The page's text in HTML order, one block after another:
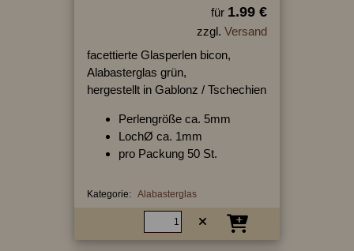
für 1.99 €
zzgl. Versand
facettierte Glasperlen bicon,
Alabasterglas grün,
hergestellt in Gablonz / Tschechien
Perlengröße ca. 5mm
LochØ ca. 1mm
pro Packung 50 St.
Kategorie: Alabasterglas